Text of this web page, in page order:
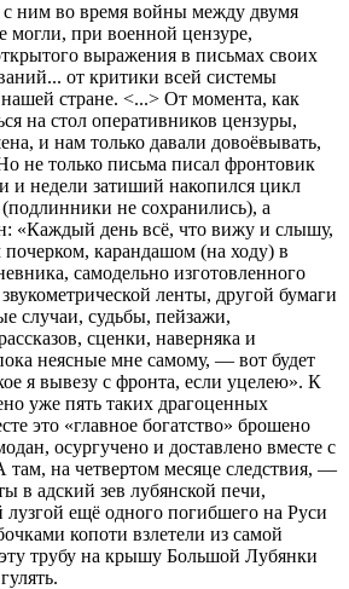
ним во время войны между двумя
могли, при военной цензуре,
выражения в письмах своих
от критики всей системы
стране. <...> От момента, как
на стол оперативников цензуры,
и нам только давали довоёвывать,
не только письма писал фронтовик
недели затиший накопился цикл
не сохранились), а
«Каждый день всё, что вижу и слышу,
карандашом (на ходу) в
самодельно изготовленного
ленты, другой бумаги
случаи, судьбы, пейзажи,
сценки, наверняка и
неясные мне самому, — вот будет
я вывезу с фронта, если уцелею». К
уже пять таких драгоценных
это «главное богатство» брошено
осургучено и доставлено вместе с
там, на четвертом месяце следствия, —
в адский зев лубянской печи,
лузгой ещё одного погибшего на Руси
копоти взлетели из самой
трубу на крышу Большой Лубянки